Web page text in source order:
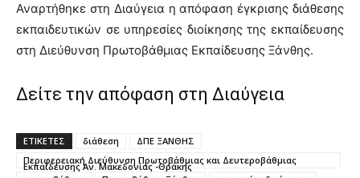
Αναρτήθηκε στη Διαύγεια η απόφαση έγκρισης διάθεσης
εκπαιδευτικών σε υπηρεσίες διοίκησης της εκπαίδευσης
στη Διεύθυνση Πρωτοβάθμιας Εκπαίδευσης Ξάνθης.
Δείτε την απόφαση στη Διαύγεια
ΕΤΙΚΕΤΕΣ διάθεση
ΔΠΕ ΞΑΝΘΗΣ
Περιφερειακή Διεύθυνση Πρωτοβάθμιας και Δευτεροβάθμιας
Εκπαίδευσης Αν. Μακεδονίας -Θράκης